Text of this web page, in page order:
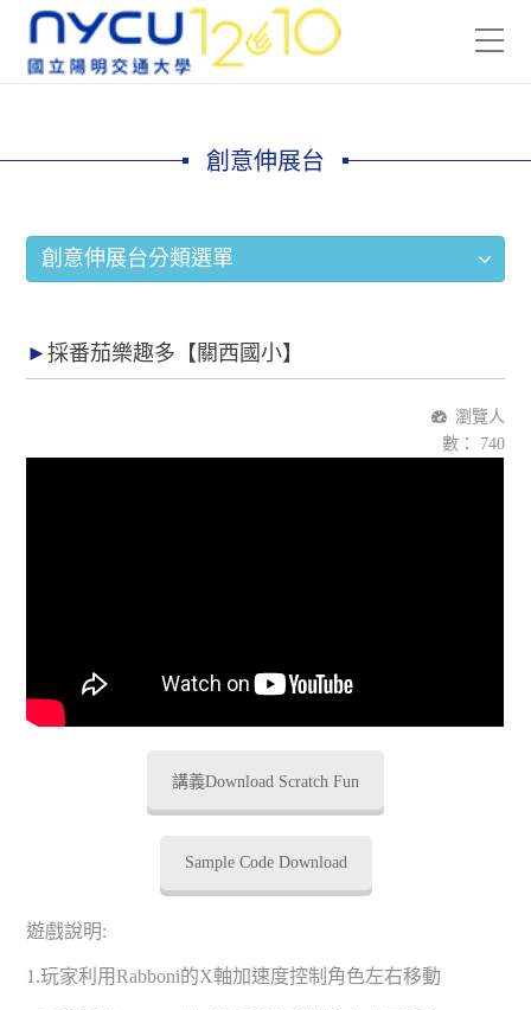
創意伸展台
創意伸展台分類選單
採番茄樂趣多【關西國小】
瀏覽人
數： 740
講義Download Scratch Fun
Sample Code Download
遊戲說明:
1.玩家利用Rabboni的X軸加速度控制角色左右移動